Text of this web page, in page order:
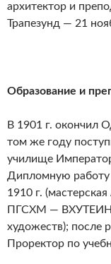
архитектор и
Трапезунд — 21
Образование и
В 1901 г. окончил
том же году
училище
Дипломную работу
1910 г.
ПГСХМ —
художеств); после
Проректор по